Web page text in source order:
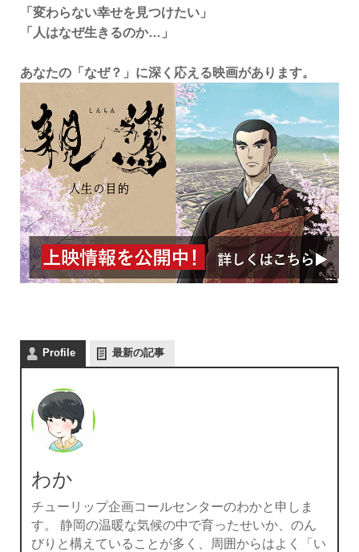
「変わらない幸せを見つけたい」
「人はなぜ生きるのか…」
あなたの「なぜ？」に深く応える映画があります。
Profile 最新の記事
わか
チューリップ企画コールセンターのわかと申しま
す。 静岡の温暖な気候の中で育ったせいか、のん
びりと構えていることが多く、周囲からはよく「い